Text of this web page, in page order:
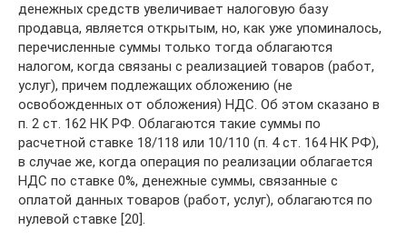
денежных средств увеличивает налоговую базу
продавца, является открытым, но, как уже упоминалось,
перечисленные суммы только тогда облагаются
налогом, когда связаны с реализацией товаров (работ,
услуг), причем подлежащих обложению (не
освобожденных от обложения) НДС. Об этом сказано в
п. 2 ст. 162 НК РФ. Облагаются такие суммы по
расчетной ставке 18/118 или 10/110 (п. 4 ст. 164 НК РФ),
в случае же, когда операция по реализации облагается
НДС по ставке 0%, денежные суммы, связанные с
оплатой данных товаров (работ, услуг), облагаются по
нулевой ставке [20].